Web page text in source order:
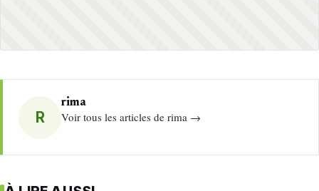
R
rima
Voir tous les articles de rima →